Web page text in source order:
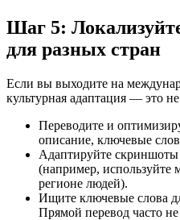
Шаг 5:
для разных стран
Если вы выходите на
культурная адаптация — это
Переводите и
описание, ключевые
Адаптируйте
(например, используйте
регионе людей).
Ищите ключевые слова
Прямой перевод часто не